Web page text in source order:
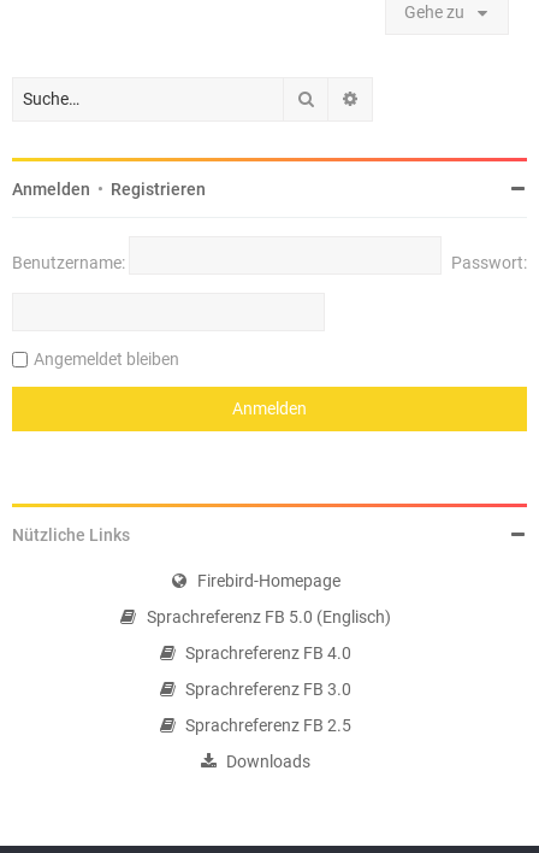
Gehe zu
Suche
Anmelden • Registrieren
Benutzername: Passwort:
Angemeldet bleiben
Nützliche Links
Firebird-Homepage
Sprachreferenz FB 5.0 (Englisch)
Sprachreferenz FB 4.0
Sprachreferenz FB 3.0
Sprachreferenz FB 2.5
Downloads